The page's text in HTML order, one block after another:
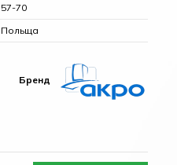
57-70
Польща
Бренд